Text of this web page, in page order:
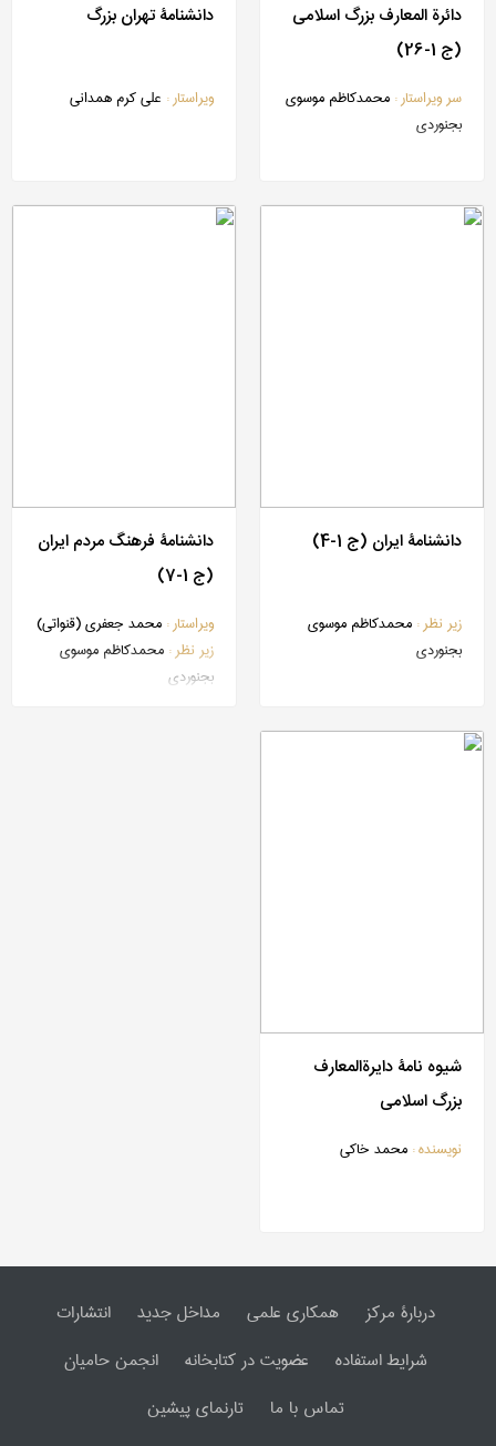
دائرة المعارف بزرگ اسلامی
(ج 1-26)
سر ویراستار : محمدکاظم موسوی
بجنوردی
دانشنامۀ تهران بزرگ
ویراستار : علی کرم همدانی
دانشنامۀ ایران (ج 1-4)
زیر نظر : محمدکاظم موسوی
بجنوردی
دانشنامۀ فرهنگ مردم ایران
(ج 1-7)
ویراستار : محمد جعفری (قنواتی)
زیر نظر : محمدکاظم موسوی
بجنوردی
شیوه نامۀ دایرةالمعارف
بزرگ اسلامی
نویسنده : محمد خاکی
دربارۀ مرکز همکاری علمی مداخل جدید
انتشارات
شرایط استفاده
عضویت در کتابخانه
انجمن حامیان
تماس با ما
تارنمای پیشین